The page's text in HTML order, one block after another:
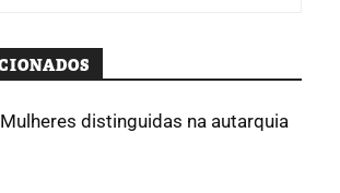
Mulheres distinguidas na autarquia